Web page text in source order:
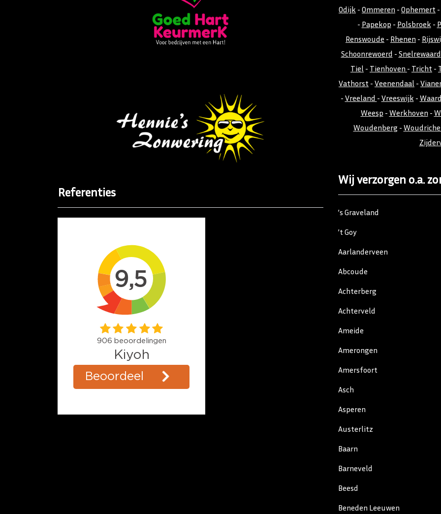
Referenties
Odijk - Ommeren - Ophemert -
- Papekop - Polsbroek -
Renswoude - Rhenen -
Schoonrewoerd - Snelrewaard
Tiel - Tienhoven - Tricht -
Vathorst - Veenendaal -
- Vreeland - Vreeswijk -
Weesp - Werkhoven -
Woudenberg -
Wij verzorgen o.a.
’s Graveland
’t Goy
Aarlanderveen
Abcoude
Achterberg
Achterveld
Ameide
Amerongen
Amersfoort
Asch
Asperen
Austerlitz
Baarn
Barneveld
Beesd
Beneden Leeuwen